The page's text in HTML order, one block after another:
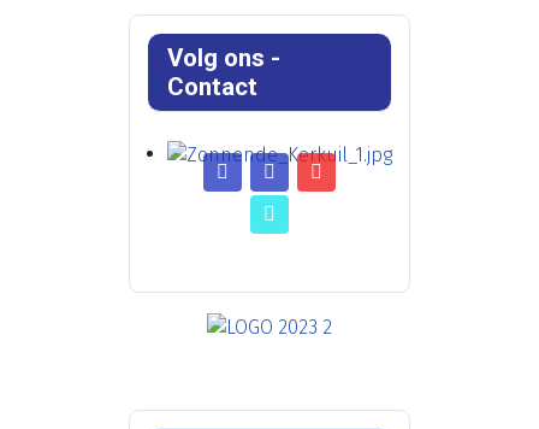
Volg ons -
Contact